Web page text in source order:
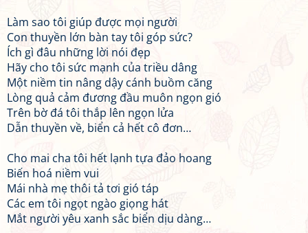
Làm sao tôi giúp được mọi người
Con thuyền lớn bàn tay tôi góp sức?
Ích gì đâu những lời nói đẹp
Hãy cho tôi sức mạnh của triều dâng
Một niềm tin nâng dậy cánh buồm căng
Lòng quả cảm đương đầu muôn ngọn gió
Trên bờ đá tôi thắp lên ngọn lửa
Dẫn thuyền về, biển cả hết cô đơn…
Cho mai cha tôi hết lạnh tựa đảo hoang
Biến hoá niềm vui
Mái nhà mẹ thôi tả tơi gió táp
Các em tôi ngọt ngào giọng hát
Mắt người yêu xanh sắc biển dịu dàng…